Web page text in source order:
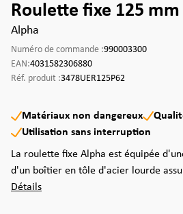
Roulette fixe 125 mm
Alpha
Numéro de commande :990003300
EAN:4031582306880
Réf. produit :3478UER125P62
Matériaux non dangereux
Utilisation sans interruption
La roulette fixe Alpha est équipée
d'un boîtier en tôle d'acier lourde
Détails